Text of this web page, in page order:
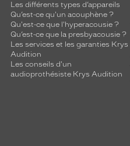
Les différents types d’appareils
Qu’est-ce qu'un acouphène ?
Qu'est-ce que l'hyperacousie ?
Qu’est-ce que la presbyacousie ?
Les services et les garanties Krys
Audition
Les conseils d'un
audioprothésiste Krys Audition